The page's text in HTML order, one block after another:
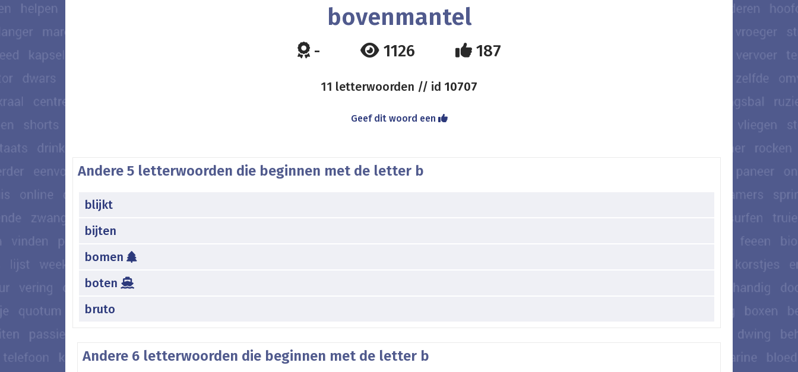
bovenmantel
- 1126 187
11 letterwoorden // id 10707
Geef dit woord een
Andere 5 letterwoorden die beginnen met de letter b
blijkt
bijten
bomen
boten
bruto
Andere 6 letterwoorden die beginnen met de letter b